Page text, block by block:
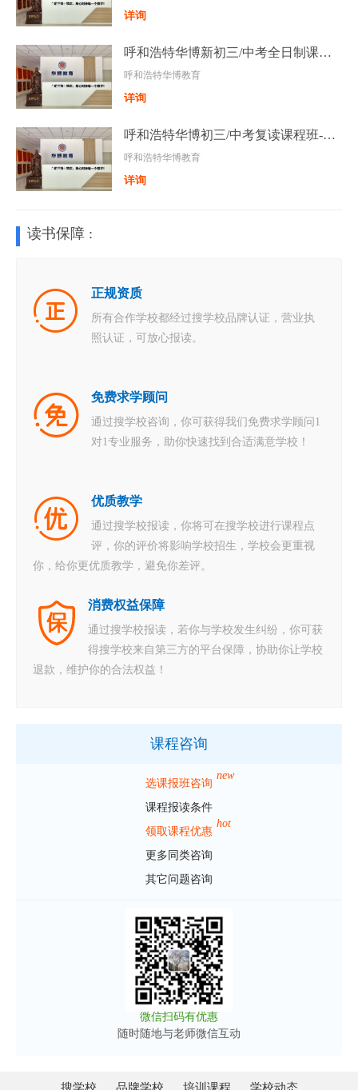
详询
呼和浩特华博新初三/中考全日制课程-全托带住宿集训班
呼和浩特华博教育
详询
呼和浩特华博初三/中考复读课程班-初三全托班
呼和浩特华博教育
详询
读书保障 :
正规资质
所有合作学校都经过搜学校品牌认证，营业执
照认证，可放心报读。
免费求学顾问
通过搜学校咨询，你可获得我们免费求学顾问1
对1专业服务，助你快速找到合适满意学校！
优质教学
通过搜学校报读，你将可在搜学校进行课程点
评，你的评价将影响学校招生，学校会更重视
你，给你更优质教学，避免你差评。
消费权益保障
通过搜学校报读，若你与学校发生纠纷，你可获
得搜学校来自第三方的平台保障，协助你让学校
退款，维护你的合法权益！
课程咨询
选课报班咨询
new
课程报读条件
领取课程优惠
hot
更多同类咨询
其它问题咨询
微信扫码有优惠
随时随地与老师微信互动
搜学校 品牌学校 培训课程 学校动态